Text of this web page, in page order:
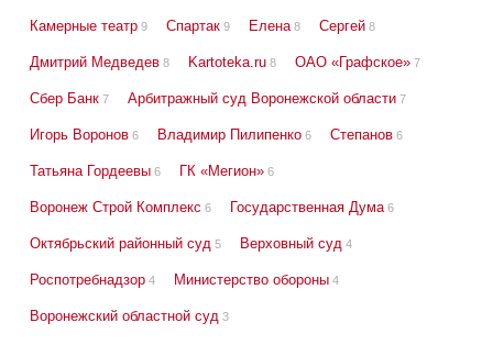
Камерные театр 9 Спартак 9 Елена 8 Сергей 8
Дмитрий Медведев 8 Kartoteka.ru 8 ОАО «Графское» 7
Сбер Банк 7 Арбитражный суд Воронежской области 7
Игорь Воронов 6 Владимир Пилипенко 6 Степанов 6
Татьяна Гордеевы 6 ГК «Мегион» 6
Воронеж Строй Комплекс 6 Государственная Дума 6
Октябрьский районный суд 5 Верховный суд 4
Роспотребнадзор 4 Министерство обороны 4
Воронежский областной суд 3